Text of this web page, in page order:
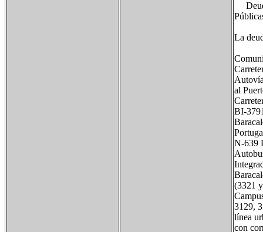
La
al
BI-
N-639
(3321
3129,
línea
con